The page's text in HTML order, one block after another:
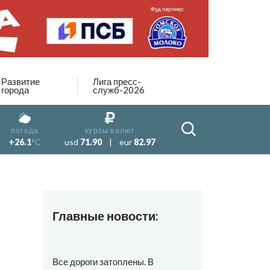
Развитие
города
Лига пресс-
служб-2026
погода
+26.1°C
курсы валют
usd 71.90 | eur 82.97
Главные новости:
Все дороги затоплены. В